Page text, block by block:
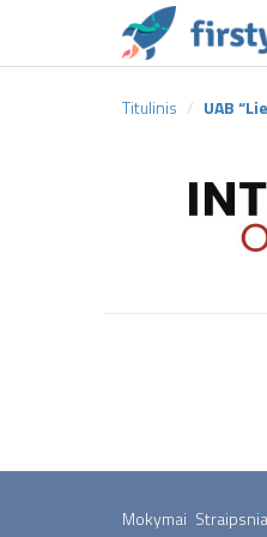
Titulinis UAB
Mokymai